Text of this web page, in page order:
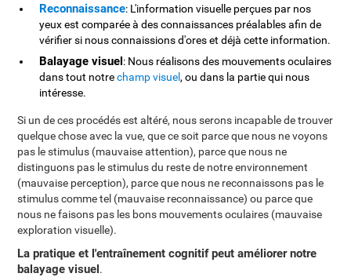
Reconnaissance: L'information visuelle perçues par nos
yeux est comparée à des connaissances préalables afin de
vérifier si nous connaissions d'ores et déjà cette information.
Balayage visuel: Nous réalisons des mouvements oculaires
dans tout notrechamp visuel , ou dans la partie qui nous
intéresse.
Si un de ces procédés est altéré, nous serons incapable de trouver
quelque chose avec la vue, que ce soit parce que nous ne voyons
pas le stimulus (mauvaise attention), parce que nous ne
distinguons pas le stimulus du reste de notre environnement
(mauvaise perception), parce que nous ne reconnaissons pas le
stimulus comme tel (mauvaise reconnaissance) ou parce que
nous ne faisons pas les bons mouvements oculaires (mauvaise
exploration visuelle).
La pratique et l'entraînement cognitif peut améliorer notre
balayage visuel.